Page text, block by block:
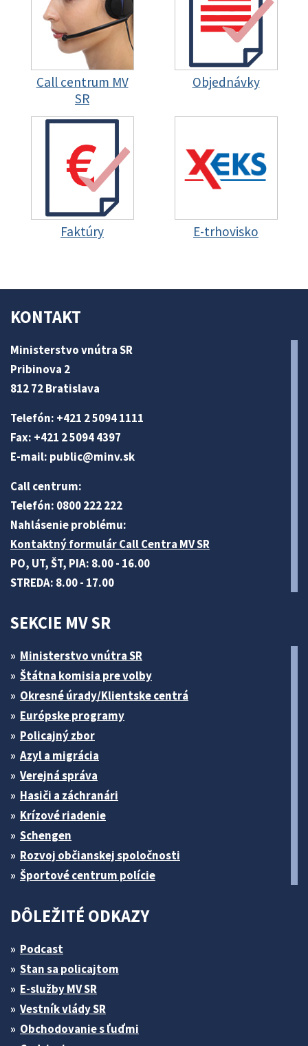
Call centrum MV
SR
Objednávky
Faktúry E-trhovisko
KONTAKT
Ministerstvo vnútra SR
Pribinova 2
812 72 Bratislava
Telefón: +421 2 5094 1111
Fax: +421 2 5094 4397
E-mail: public@minv.sk
Call centrum:
Telefón: 0800 222 222
Nahlásenie problému:
Kontaktný formulár Call Centra MV SR
PO, UT, ŠT, PIA: 8.00 - 16.00
STREDA: 8.00 - 17.00
SEKCIE MV SR
Ministerstvo vnútra SR
Štátna komisia pre volby
Okresné úrady/Klientske centrá
Európske programy
Policajný zbor
Azyl a migrácia
Verejná správa
Hasiči a záchranári
Krízové riadenie
Schengen
Rozvoj občianskej spoločnosti
Športové centrum polície
DÔLEŽITÉ ODKAZY
Podcast
Stan sa policajtom
E-služby MV SR
Vestník vlády SR
Obchodovanie s ľuďmi